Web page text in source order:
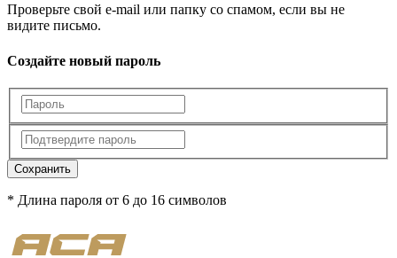
Проверьте свой e-mail или папку со спамом, если вы не
видите письмо.
Создайте новый пароль
Сохранить
* Длина пароля от 6 до 16 символов